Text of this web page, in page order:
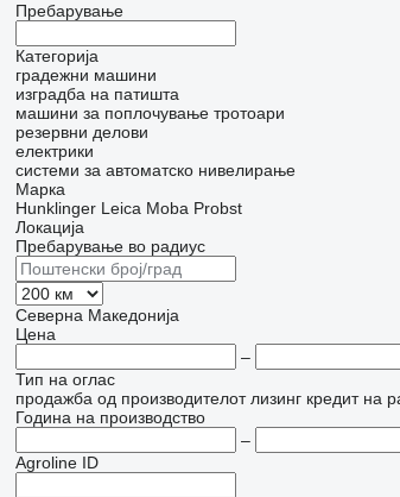
Пребарување
Категорија
градежни машини
изградба на патишта
машини за поплочување тротоари
резервни делови
електрики
системи за автоматско нивелирање
Марка
Hunklinger Leica Moba Probst
Локација
Пребарување во радиус
Северна Македонија
Цена
–
Тип на оглас
продажба од производителот лизинг кредит на
Година на производство
–
Agroline ID